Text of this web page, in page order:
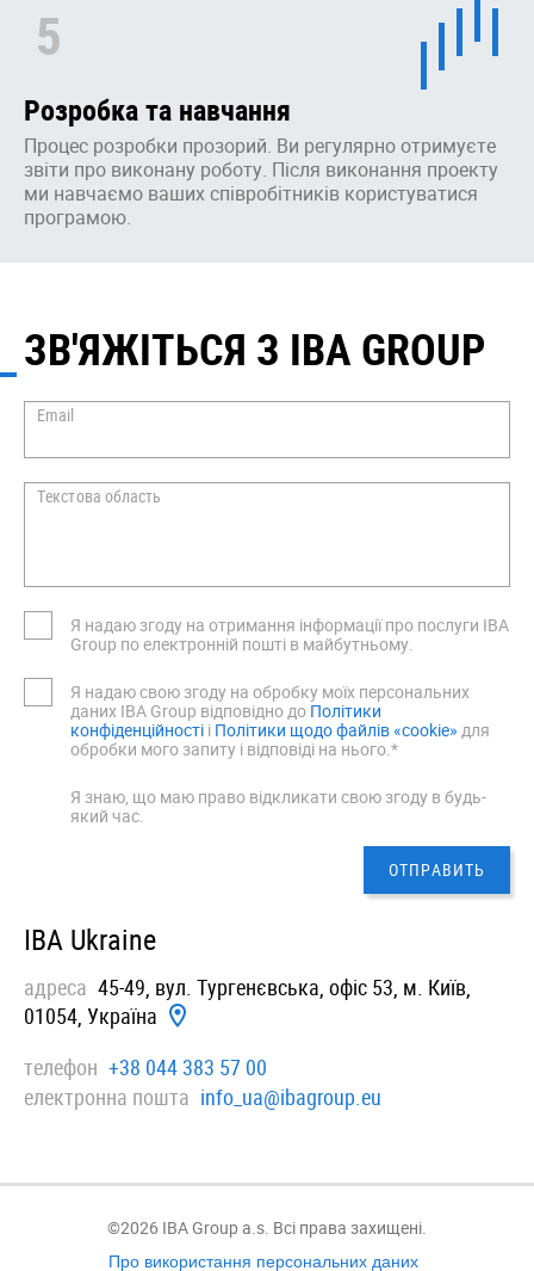
5
Розробка та навчання
Процес розробки прозорий. Ви регулярно отримуєте
звіти про виконану роботу. Після виконання проекту
ми навчаємо ваших співробітників користуватися
програмою.
ЗВ'ЯЖІТЬСЯ З IBA GROUP
Email
Текстова область
Я надаю згоду на отримання інформації про послуги IBA
Group по електронній пошті в майбутньому.
Я надаю свою згоду на обробку моїх персональних
даних IBA Group відповідно до Політики
конфіденційності i Політики щодо файлів «cookie» для
обробки мого запиту і відповіді на нього.*
Я знаю, що маю право відкликати свою згоду в будь-
який час.
IBA Ukraine
адреса 45-49, вул. Тургенєвська, офiс 53, м. Київ,
01054, Україна
телефон +38 044 383 57 00
електронна пошта info_ua@ibagroup.eu
©2026 IBA Group a.s. Всі права захищені.
Про використання персональних даних